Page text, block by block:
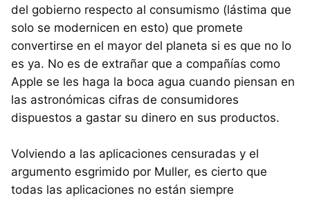
del gobierno respecto al consumismo (lástima que
solo se modernicen en esto) que promete
convertirse en el mayor del planeta si es que no lo
es ya. No es de extrañar que a compañías como
Apple se les haga la boca agua cuando piensan en
las astronómicas cifras de consumidores
dispuestos a gastar su dinero en sus productos.
Volviendo a las aplicaciones censuradas y el
argumento esgrimido por Muller, es cierto que
todas las aplicaciones no están siempre